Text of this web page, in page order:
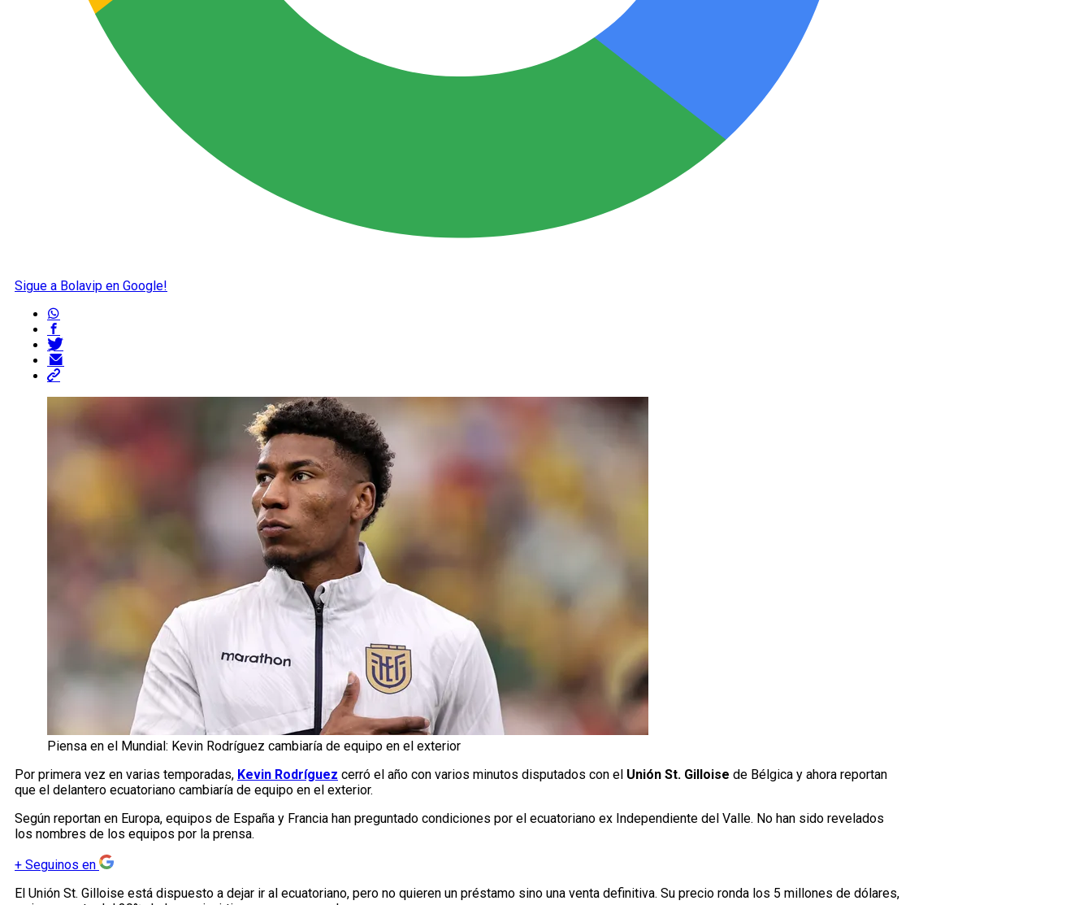
Sigue a Bolavip en Google!
Piensa en el Mundial: Kevin Rodríguez cambiaría de equipo en el exterior
Por primera vez en varias temporadas, Kevin Rodríguez cerró el año con varios minutos disputados con el Unión St. Gilloise de Bélgica y ahora reportan
que el delantero ecuatoriano cambiaría de equipo en el exterior.
Según reportan en Europa, equipos de España y Francia han preguntado condiciones por el ecuatoriano ex Independiente del Valle. No han sido revelados
los nombres de los equipos por la prensa.
+ Seguinos en
El Unión St. Gilloise está dispuesto a dejar ir al ecuatoriano, pero no quieren un préstamo sino una venta definitiva. Su precio ronda los 5 millones de dólares,